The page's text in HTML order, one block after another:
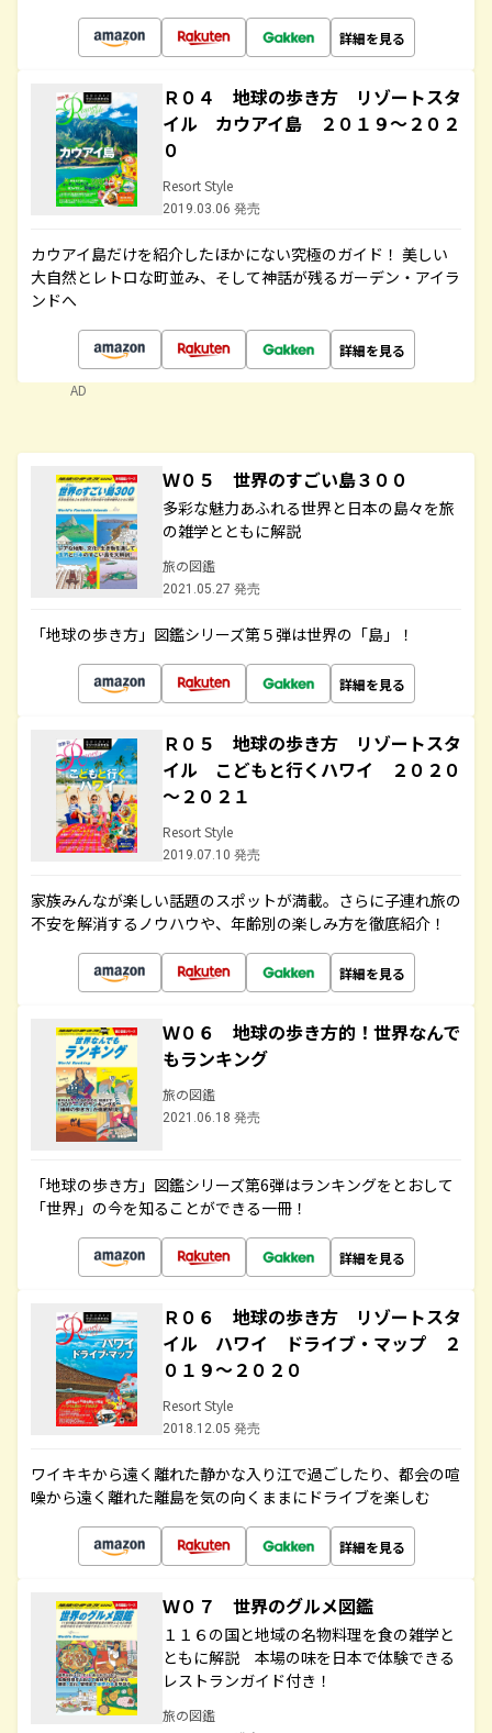
詳細を見る
Ｒ０４ 地球の歩き方 リゾートスタ
イル カウアイ島 ２０１９～２０２
０
Resort Style
2019.03.06 発売
カウアイ島だけを紹介したほかにない究極のガイド！ 美しい
大自然とレトロな町並み、そして神話が残るガーデン・アイラ
ンドへ
詳細を見る
AD
Ｗ０５ 世界のすごい島３００
多彩な魅力あふれる世界と日本の島々を旅
の雑学とともに解説
旅の図鑑
2021.05.27 発売
「地球の歩き方」図鑑シリーズ第５弾は世界の「島」！
詳細を見る
Ｒ０５ 地球の歩き方 リゾートスタ
イル こどもと行くハワイ ２０２０
～２０２１
Resort Style
2019.07.10 発売
家族みんなが楽しい話題のスポットが満載。さらに子連れ旅の
不安を解消するノウハウや、年齢別の楽しみ方を徹底紹介！
詳細を見る
Ｗ０６ 地球の歩き方的！世界なんで
もランキング
旅の図鑑
2021.06.18 発売
「地球の歩き方」図鑑シリーズ第6弾はランキングをとおして
「世界」の今を知ることができる一冊！
詳細を見る
Ｒ０６ 地球の歩き方 リゾートスタ
イル ハワイ ドライブ・マップ ２
０１９～２０２０
Resort Style
2018.12.05 発売
ワイキキから遠く離れた静かな入り江で過ごしたり、都会の喧
噪から遠く離れた離島を気の向くままにドライブを楽しむ
詳細を見る
Ｗ０７ 世界のグルメ図鑑
１１６の国と地域の名物料理を食の雑学と
ともに解説 本場の味を日本で体験できる
レストランガイド付き！
旅の図鑑